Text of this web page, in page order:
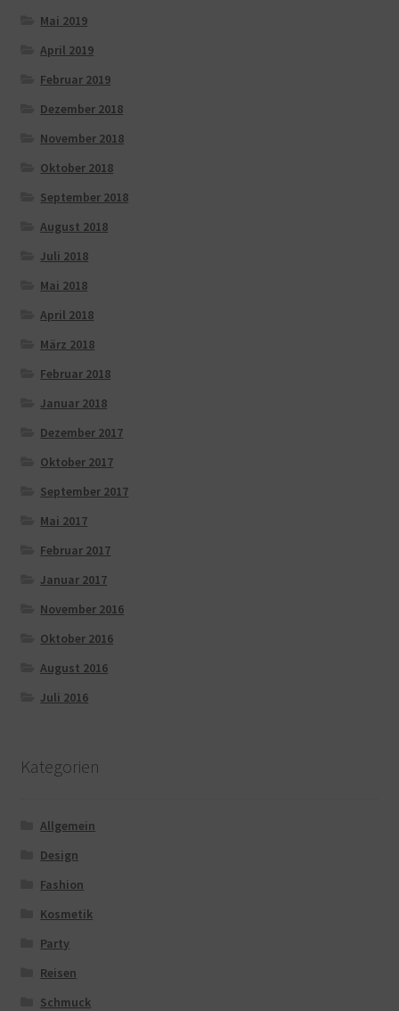
Mai 2019
April 2019
Februar 2019
Dezember 2018
November 2018
Oktober 2018
September 2018
August 2018
Juli 2018
Mai 2018
April 2018
März 2018
Februar 2018
Januar 2018
Dezember 2017
Oktober 2017
September 2017
Mai 2017
Februar 2017
Januar 2017
November 2016
Oktober 2016
August 2016
Juli 2016
Kategorien
Allgemein
Design
Fashion
Kosmetik
Party
Reisen
Schmuck